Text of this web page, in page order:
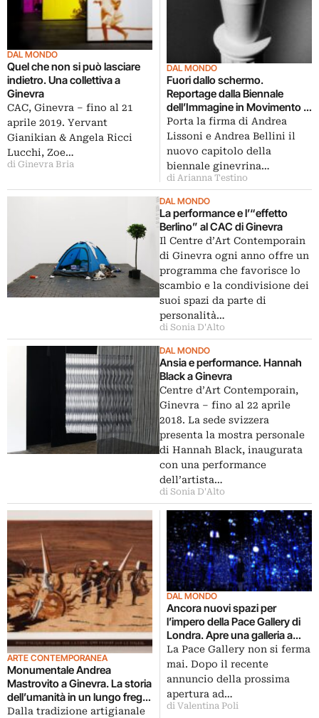
DAL MONDO
Quel che non si può lasciare
indietro. Una collettiva a
Ginevra
CAC, Ginevra ‒ fino al 21
aprile 2019. Yervant
Gianikian & Angela Ricci
Lucchi, Zoe…
di Ginevra Bria
DAL MONDO
Fuori dallo schermo.
Reportage dalla Biennale
dell’Immagine in Movimento di
Ginevra
Porta la firma di Andrea
Lissoni e Andrea Bellini il
nuovo capitolo della
biennale ginevrina…
di Arianna Testino
DAL MONDO
La performance e l’“effetto
Berlino” al CAC di Ginevra
Il Centre d’Art Contemporain
di Ginevra ogni anno offre un
programma che favorisce lo
scambio e la condivisione dei
suoi spazi da parte di
personalità…
di Sonia D'Alto
DAL MONDO
Ansia e performance. Hannah
Black a Ginevra
Centre d’Art Contemporain,
Ginevra ‒ fino al 22 aprile
2018. La sede svizzera
presenta la mostra personale
di Hannah Black, inaugurata
con una performance
dell’artista…
di Sonia D'Alto
ARTE CONTEMPORANEA
Monumentale Andrea
Mastrovito a Ginevra. La storia
dell’umanità in un lungo fregio
intarsiato
Dalla tradizione artigianale
DAL MONDO
Ancora nuovi spazi per
l’impero della Pace Gallery di
Londra. Apre una galleria a
Ginevra
La Pace Gallery non si ferma
mai. Dopo il recente
annuncio della prossima
apertura ad…
di Valentina Poli